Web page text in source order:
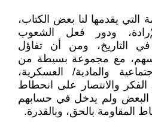
التي يقدمها لنا بعض الكتاب،
ودور فعل الشعوب
التاريخ، ومن أن تفاؤل
مع مجموعة بسيطة من
والمادية/ العسكرية،
والانتصار على انحطاط
البعض ولم يدخل في حسابهم
المقاومة بالحق، وبالقدرة.